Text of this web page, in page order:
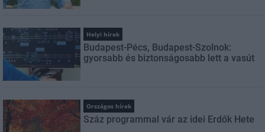
Helyi hírek
Budapest-Pécs, Budapest-Szolnok:
gyorsabb és biztonságosabb lett a vasút
Országos hírek
Száz programmal vár az idei Erdők Hete